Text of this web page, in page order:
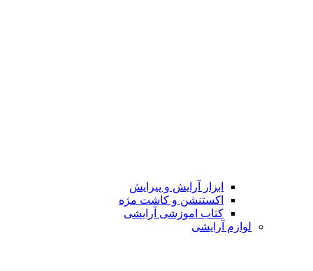
ابزار آرایش و پیرایش
اکستنشن و کاشت مژه
کتاب اموزشی آرایشی
لوازم آرایشی